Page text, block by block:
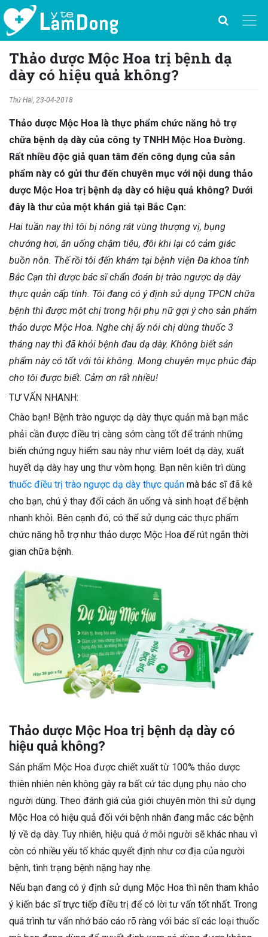
Thảo dược Mộc Hoa trị bệnh dạ
dày có hiệu quả không?
Thứ Hai, 23-04-2018
Thảo dược Mộc Hoa là thực phẩm chức năng hỗ trợ
chữa bệnh dạ dày của công ty TNHH Mộc Hoa Đường.
Rất nhiều độc giả quan tâm đến công dụng của sản
phẩm này có gửi thư đến chuyên mục với nội dung thảo
dược Mộc Hoa trị bệnh dạ dày có hiệu quả không? Dưới
đây là thư của một khán giả tại Bắc Cạn:
Hai tuần nay thì tôi bị nóng rát vùng thượng vị, bụng
chướng hơi, ăn uống chậm tiêu, đôi khi lại có cảm giác
buồn nôn. Thế rồi tôi đến khám tại bệnh viện Đa khoa tỉnh
Bắc Cạn thì được bác sĩ chẩn đoán bị trào ngược dạ dày
thực quản cấp tính. Tôi đang có ý định sử dụng TPCN chữa
bệnh thì được một chị trong hội phụ nữ gợi ý cho sản phẩm
thảo dược Mộc Hoa. Nghe chị ấy nói chị dùng thuốc 3
tháng nay thì đã khỏi bệnh đau dạ dày. Không biết sản
phẩm này có tốt với tôi không. Mong chuyên mục phúc đáp
cho tôi được biết. Cảm ơn rất nhiều!
TƯ VẤN NHANH:
Chào bạn! Bệnh trào ngược dạ dày thực quản mà bạn mắc
phải cần được điều trị càng sớm càng tốt để tránh những
biến chứng nguy hiểm sau này như viêm loét dạ dày, xuất
huyết dạ dày hay ung thư vòm họng. Bạn nên kiên trì dùng
thuốc điều trị trào ngược dạ dày thực quản mà bác sĩ đã kê
cho bạn, chú ý thay đổi cách ăn uống và sinh hoạt để bệnh
nhanh khỏi. Bên cạnh đó, có thể sử dụng các thực phẩm
chức năng hỗ trợ như thảo dược Mộc Hoa để rút ngắn thời
gian chữa bệnh.
Thảo dược Mộc Hoa trị bệnh dạ dày có
hiệu quả không?
Sản phẩm Mộc Hoa được chiết xuất từ 100% thảo dược
thiên nhiên nên không gây ra bất cứ tác dụng phụ nào cho
người dùng. Theo đánh giá của giới chuyên môn thì sử dụng
Mộc Hoa có hiệu quả đối với bệnh nhân đang mắc các bệnh
lý về dạ dày. Tuy nhiên, hiệu quả ở mỗi người sẽ khác nhau vì
còn có nhiều yếu tố khác quyết định như cơ địa của người
bệnh, tình trạng bệnh nặng hay nhẹ.
Nếu bạn đang có ý định sử dụng Mộc Hoa thì nên tham khảo
ý kiến bác sĩ trực tiếp điều trị để có lời tư vấn tốt nhất. Trong
quá trình tư vấn nhớ báo cáo rõ ràng với bác sĩ các loại thuốc